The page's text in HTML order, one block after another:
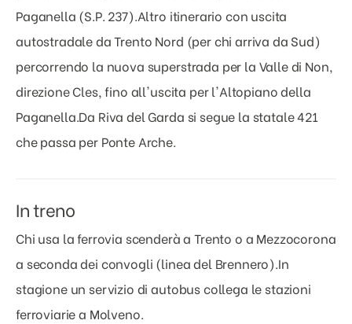
Paganella (S.P. 237).Altro itinerario con uscita
autostradale da Trento Nord (per chi arriva da Sud)
percorrendo la nuova superstrada per la Valle di Non,
direzione Cles, fino all'uscita per l'Altopiano della
Paganella.Da Riva del Garda si segue la statale 421
che passa per Ponte Arche.
In treno
Chi usa la ferrovia scenderà a Trento o a Mezzocorona
a seconda dei convogli (linea del Brennero).In
stagione un servizio di autobus collega le stazioni
ferroviarie a Molveno.